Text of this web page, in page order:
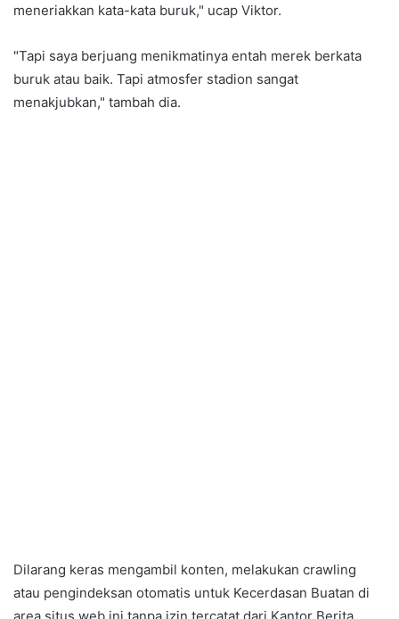
meneriakkan kata-kata buruk," ucap Viktor.
"Tapi saya berjuang menikmatinya entah merek berkata
buruk atau baik. Tapi atmosfer stadion sangat
menakjubkan," tambah dia.
Dilarang keras mengambil konten, melakukan crawling
atau pengindeksan otomatis untuk Kecerdasan Buatan di